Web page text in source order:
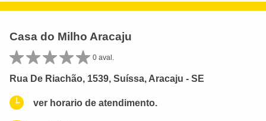
Casa do Milho Aracaju
0 aval.
Rua De Riachão, 1539, Suíssa, Aracaju - SE
ver horario de atendimento.